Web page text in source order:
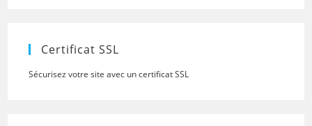
Certificat SSL
Sécurisez votre site avec un certificat SSL